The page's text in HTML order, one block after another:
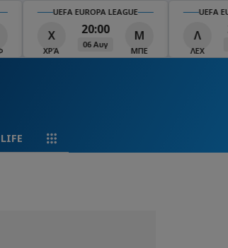
UEFA EUROPA LEAGUE
Χ
ΧΡΆ
20:00
06 Αυγ
Μ
ΜΠΕ
UEFA
Λ
ΛΕΧ
LIFE